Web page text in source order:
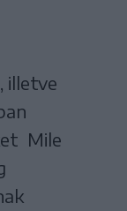
illetve
Mile